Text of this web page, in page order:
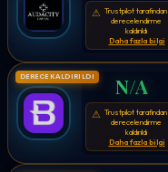
⚠ Trustpilot tarafından
derecelendirme
kaldırıldı
Daha fazla bilgi
DERECE KALDIRILDI N/A
⚠ Trustpilot tarafından
derecelendirme
kaldırıldı
Daha fazla bilgi